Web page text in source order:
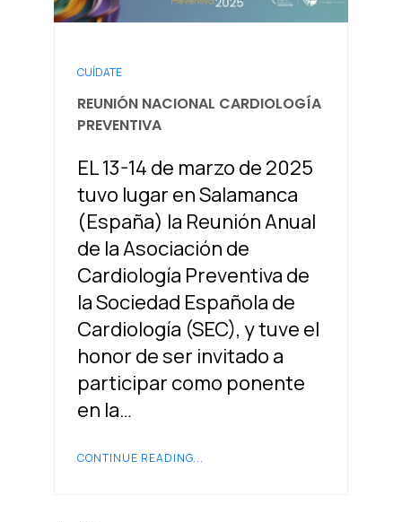
CUÍDATE
REUNIÓN NACIONAL CARDIOLOGÍA
PREVENTIVA
EL 13-14 de marzo de 2025
tuvo lugar en Salamanca
(España) la Reunión Anual
de la Asociación de
Cardiología Preventiva de
la Sociedad Española de
Cardiología (SEC), y tuve el
honor de ser invitado a
participar como ponente
en la…
CONTINUE READING...